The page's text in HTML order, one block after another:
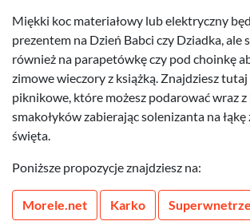
Miękki koc materiałowy lub elektryczny
prezentem na Dzień Babci czy Dziadka, ale
również na parapetówkę czy pod choinkę
zimowe wieczory z książką. Znajdziesz
piknikowe, które możesz podarować wraz z
smakołyków zabierając solenizanta na łąkę
święta.
Poniższe propozycje znajdziesz na:
Morele.net Karko